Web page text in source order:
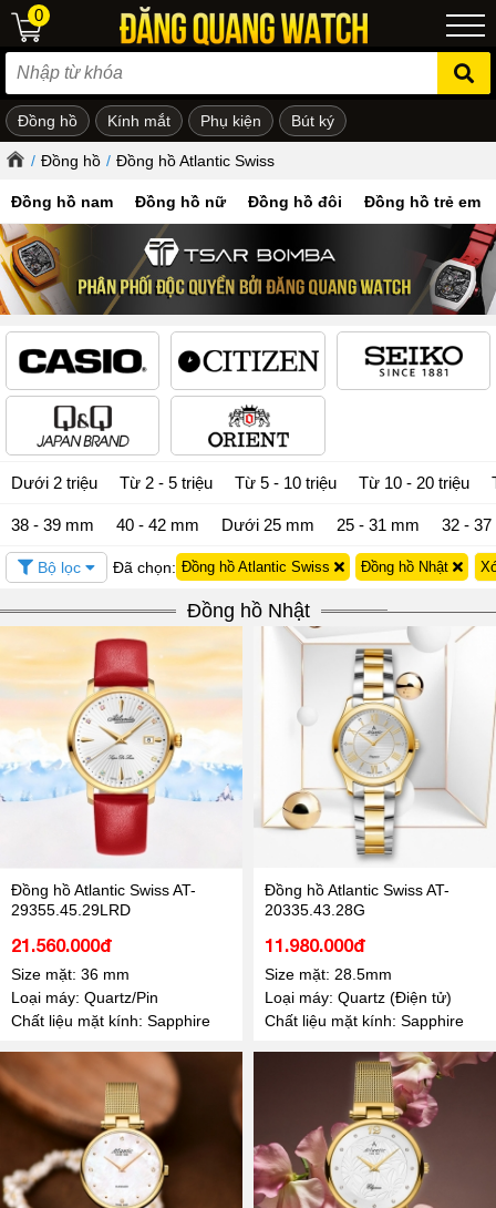
em
0
Đồng hồ Kính mắt Phụ kiện Bút ký
/ Đồng hồ / Đồng hồ Atlantic Swiss
Đồng hồ nam Đồng hồ nữ Đồng hồ đôi Đồng hồ trẻ em
Dưới 2 triệu Từ 2 - 5 triệu Từ 5 - 10 triệu Từ 10 - 20 triệu
38 - 39 mm 40 - 42 mm Dưới 25 mm 25 - 31 mm 32 -
Bộ lọc Đã chọn: Đồng hồ Atlantic Swiss Đồng hồ Nhật
Đồng hồ Nhật
Đồng hồ Atlantic Swiss AT-
29355.45.29LRD
21.560.000đ
Size mặt: 36 mm
Loại máy: Quartz/Pin
Chất liệu mặt kính: Sapphire
Đồng hồ Atlantic Swiss AT-
20335.43.28G
11.980.000đ
Size mặt: 28.5mm
Loại máy: Quartz (Điện tử)
Chất liệu mặt kính: Sapphire